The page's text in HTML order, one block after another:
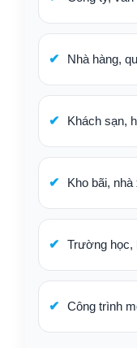
Nhà hàng,
Khách sạn,
Kho bãi,
Trường học,
Công trình